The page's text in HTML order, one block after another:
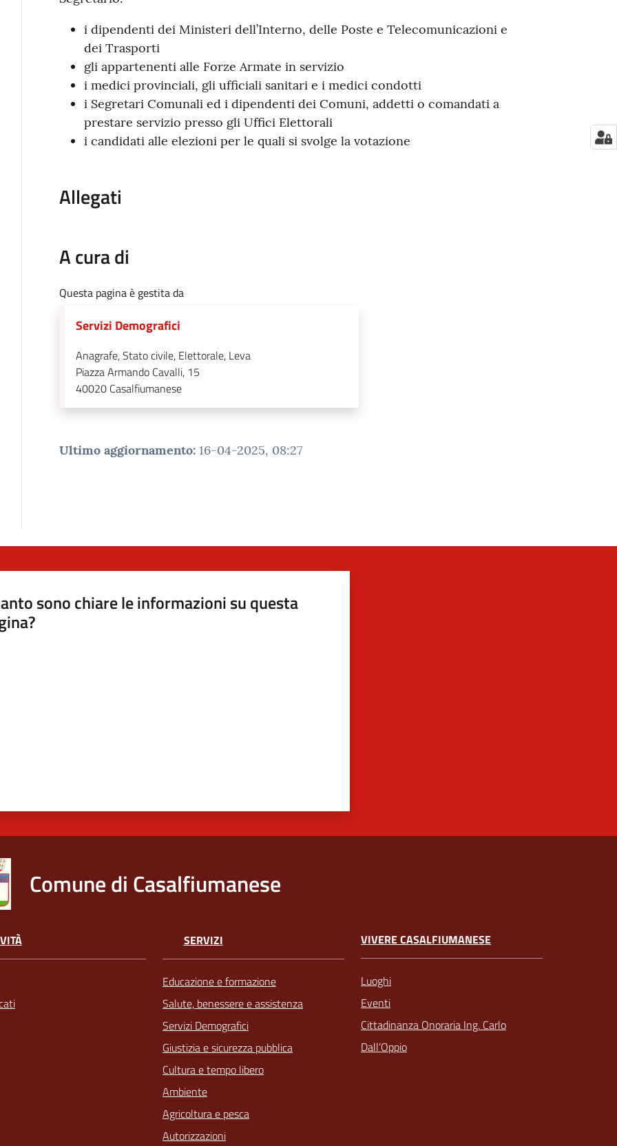
i dipendenti dei Ministeri dell’Interno, delle Poste e Telecomunicazioni e
dei Trasporti
gli appartenenti alle Forze Armate in servizio
i medici provinciali, gli ufficiali sanitari e i medici condotti
i Segretari Comunali ed i dipendenti dei Comuni, addetti o comandati a
prestare servizio presso gli Uffici Elettorali
i candidati alle elezioni per le quali si svolge la votazione
Allegati
A cura di
Questa pagina è gestita da
Servizi Demografici
Anagrafe, Stato civile, Elettorale, Leva
Piazza Armando Cavalli, 15
40020 Casalfiumanese
Ultimo aggiornamento: 16-04-2025, 08:27
sono chiare le informazioni su questa
Comune di Casalfiumanese
SERVIZI
Educazione e formazione
Salute, benessere e assistenza
Servizi Demografici
Giustizia e sicurezza pubblica
Cultura e tempo libero
Ambiente
Agricoltura e pesca
Autorizzazioni
VIVERE CASALFIUMANESE
Luoghi
Eventi
Cittadinanza Onoraria Ing. Carlo
Dall’Oppio